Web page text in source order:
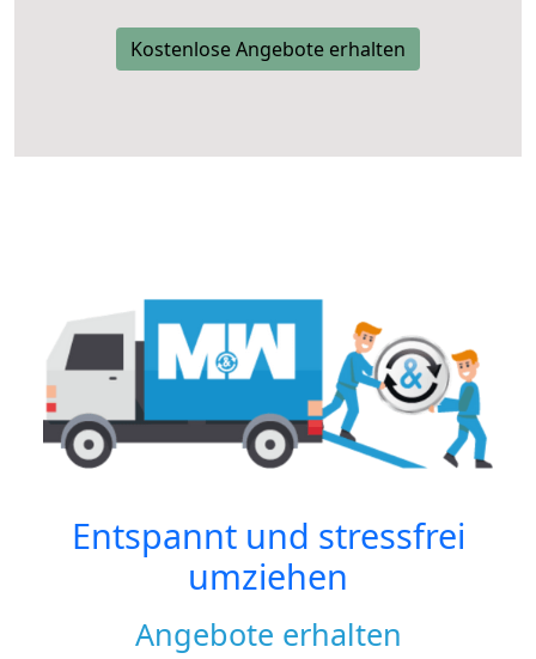
Kostenlose Angebote erhalten
Entspannt und stressfrei
umziehen
Angebote erhalten